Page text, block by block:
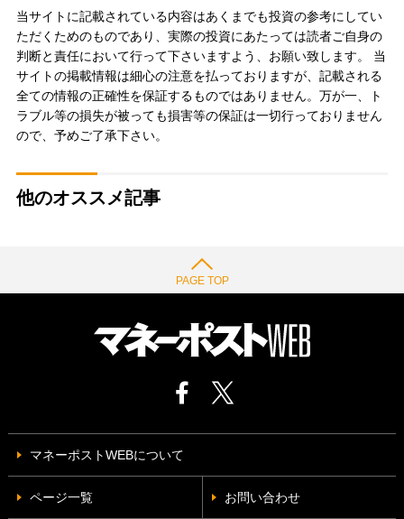
当サイトに記載されている内容はあくまでも投資の参考にしてい
ただくためのものであり、実際の投資にあたっては読者ご自身の
判断と責任において行って下さいますよう、お願い致します。 当
サイトの掲載情報は細心の注意を払っておりますが、記載される
全ての情報の正確性を保証するものではありません。万が一、ト
ラブル等の損失が被っても損害等の保証は一切行っておりません
ので、予めご了承下さい。
他のオススメ記事
PAGE TOP
マネーポストWEBについて
ページ一覧 お問い合わせ